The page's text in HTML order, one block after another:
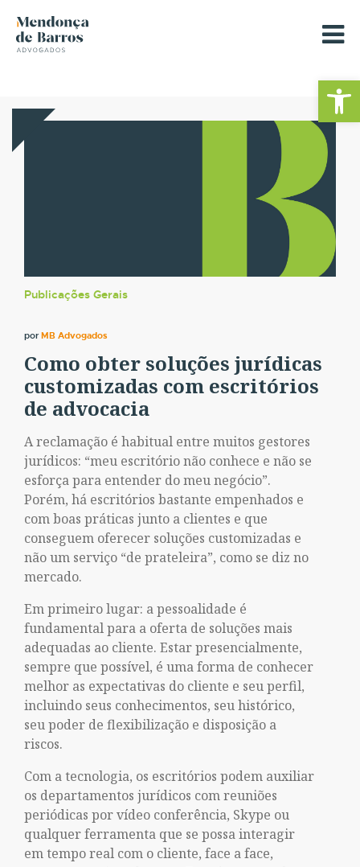
Barra de
Publicações Gerais
porMB Advogados
Como obter soluções jurídicas
customizadas com escritórios
de advocacia
A reclamação é habitual entre muitos gestores
jurídicos: “meu escritório não conhece e não se
esforça para entender do meu negócio”.
Porém, há escritórios bastante empenhados e
com boas práticas junto a clientes e que
conseguem oferecer soluções customizadas e
não um serviço “de prateleira”, como se diz no
mercado.
Em primeiro lugar: a pessoalidade é
fundamental para a oferta de soluções mais
adequadas ao cliente. Estar presencialmente,
sempre que possível, é uma forma de conhecer
melhor as expectativas do cliente e seu perfil,
incluindo seus conhecimentos, seu histórico,
seu poder de flexibilização e disposição a
riscos.
Com a tecnologia, os escritórios podem auxiliar
os departamentos jurídicos com reuniões
periódicas por vídeo conferência, Skype ou
qualquer ferramenta que se possa interagir
em tempo real com o cliente, face a face,